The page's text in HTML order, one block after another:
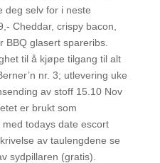
deg selv for i neste
Cheddar, crispy bacon,
BBQ glasert spareribs.
til å kjøpe tilgang til alt
nr. 3; utlevering uke
av stoff 15.10 Nov
er brukt som
todays date escort
av taulengdene se
sydpillaren (gratis).